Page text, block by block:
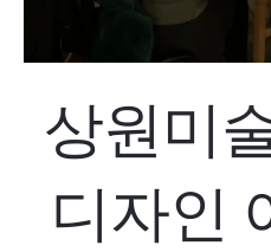
상원미
디자인